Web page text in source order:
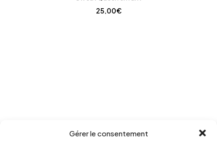
Gérer le consentement
25,00€